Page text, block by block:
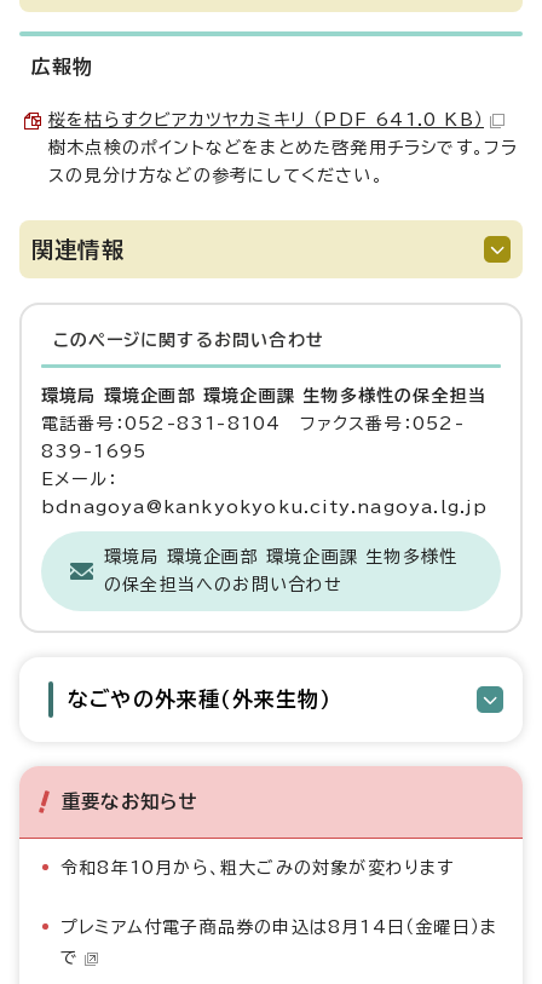
広報物
桜を枯らすクビアカツヤカミキリ （PDF 641.0 KB）
樹木点検のポイントなどをまとめた啓発用チラシです。フラ
スの見分け方などの参考にしてください。
関連情報
このページに関する お問い合わせ
環境局 環境企画部 環境企画課 生物多様性の保全担当
電話番号：052-831-8104 ファクス番号：052-
839-1695
Eメール：
bdnagoya@kankyokyoku.city.nagoya.lg.jp
環境局 環境企画部 環境企画課 生物多様性
の保全担当へのお問い合わせ
なごやの外来種（外来生物）
重要なお知らせ
令和8年10月から、粗大ごみの対象が変わります
プレミアム付電子商品券の申込は8月14日（金曜日）ま
で